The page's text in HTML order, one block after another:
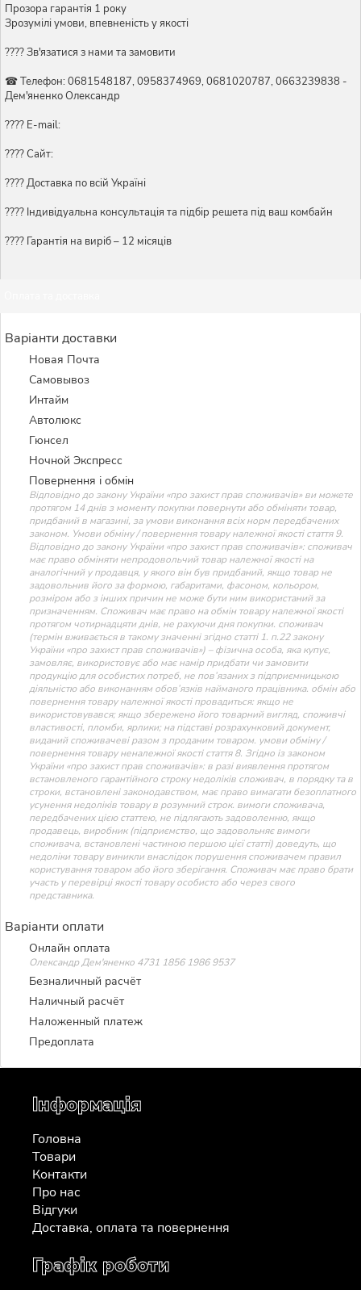
Прозора гарантія 1 року
Зрозумілі умови, впевненість у якості
???? Зв'язатися з нами та замовити
☎ Телефон: 0681548187, 0958374969, 0681020787, 0663239838 -
Дем'яненко Олександр
???? E-mail:
???? Сайт:
???? Доставка по всій Україні
????️ Індивідуальна консультація та підбір решета під ваш комбайн
???? Гарантія на виріб – 12 місяців
Варіанти доставки
Новая Почта
Самовывоз
Интайм
Автолюкс
Гюнсел
Ночной Экспресс
Повернення і обмін
Відповідно до закону України «про захист прав споживачів» ви можете
протягом 14 днів з моменту покупки повернути або обміняти товар,
придбаний в магазині, за умови виконання всіх норм передбачених
законом. Умови обміну / повернення товару належної якості стаття 9.
Відповідно до закону України «про захист прав споживачів»: споживач
має право обміняти непродовольчий товар належної якості на
аналогічний у продавця, у якого він був придбаний, якщо товар не
задовольнив його за формою, габаритами, фасоном, кольором,
розміром або з інших причин не може бути ним використаний за
призначенням. Споживач має право на обмін товару належної якості
протягом чотирнадцяти днів, не рахуючи дня покупки. споживач
(термін вживається в такому значенні згідно статті 1. п.22 закону
України «про захист прав споживачів») – фізична особа, яка купує,
замовляє, використовує або має намір придбати чи замовити
продукцію для особистих потреб, не пов’язаних з підприємницькою
діяльністю або виконанням обов’язків найманого працівника. обмін або
повернення товару належної якості провадиться: якщо не
використовувався; якщо збережено його товарний вигляд, споживчі
властивості, пломби, ярлики; на підставі розрахунковий документ,
виданий споживачеві разом з проданим товаром. умови обміну /
повернення товару неналежної якості стаття 8. Згідно із законом
України «про захист прав споживачів»: в разі виявлення протягом
встановленого гарантійного строку недоліків споживач, в порядку та в
строки, встановлені законодавством, має право вимагати безоплатного
усунення недоліків товару в розумний строк. вимоги споживача,
передбачених цією статтею, не підлягають задоволенню, якщо
продавець, виробник (підприємство, що задовольняє вимоги
споживача, встановлені частиною першою цієї статті) доведуть, що
недоліки товару виникли внаслідок порушення споживачем правил
користування товаром або його зберігання. Споживач має право брати
участь у перевірці якості товару особисто або через свого
представника.
Варіанти оплати
Онлайн оплата
Олександр Дем'яненко 4731 1856 1986 9537
Безналичный расчёт
Наличный расчёт
Наложенный платеж
Предоплата
Інформація
Головна
Товари
Контакти
Про нас
Відгуки
Доставка, оплата та повернення
Графік роботи